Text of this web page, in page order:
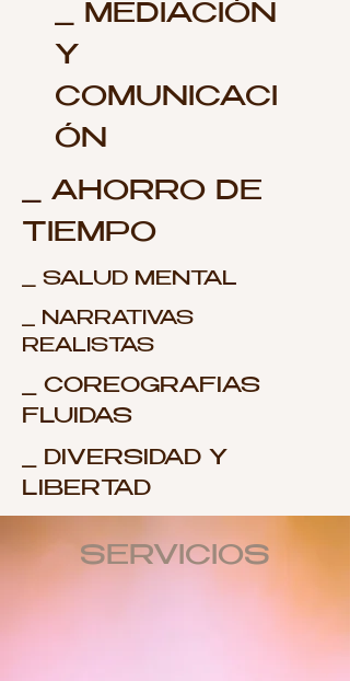
_ MEDIACIÓN
Y
COMUNICACI
ÓN
_ AHORRO DE
TIEMPO
_ SALUD MENTAL
_ NARRATIVAS
REALISTAS
_ COREOGRAFIAS
FLUIDAS
_ DIVERSIDAD Y
LIBERTAD
SERVICIOS